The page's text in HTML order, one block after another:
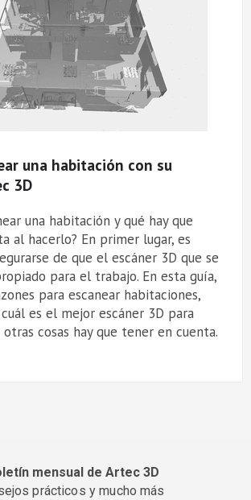
una habitación con su
3D
una habitación y qué hay que
al hacerlo? En primer lugar, es
de que el escáner 3D que se
para el trabajo. En esta guía,
para escanear habitaciones,
es el mejor escáner 3D para
otras cosas hay que tener en cuenta.
mensual de Artec 3D
prácticos y mucho más